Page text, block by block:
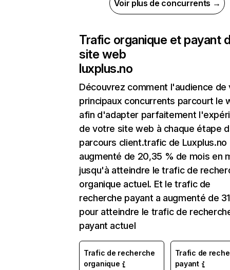
Voir plus de concurrents →
Trafic organique et payant
site web
luxplus.no
Découvrez comment l'audience de
principaux concurrents parcourt le
afin d'adapter parfaitement
de votre site web à chaque étape
parcours client.trafic de Luxplus.no
augmenté de 20,35 % de mois en
jusqu'à atteindre le trafic de
organique actuel. Et le trafic de
recherche payant a augmenté de
pour atteindre le trafic de
payant actuel
Trafic de recherche
organique
Trafic de
payant